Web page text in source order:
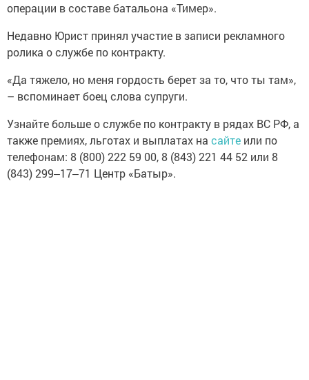
операции в составе батальона «Тимер».
Недавно Юрист принял участие в записи рекламного
ролика о службе по контракту.
«Да тяжело, но меня гордость берет за то, что ты там»,
– вспоминает боец слова супруги.
Узнайте больше о службе по контракту в рядах ВС РФ, а
также премиях, льготах и выплатах на сайте или по
телефонам: 8 (800) 222 59 00, 8 (843) 221 44 52 или 8
(843) 299‒17‒71 Центр «Батыр».